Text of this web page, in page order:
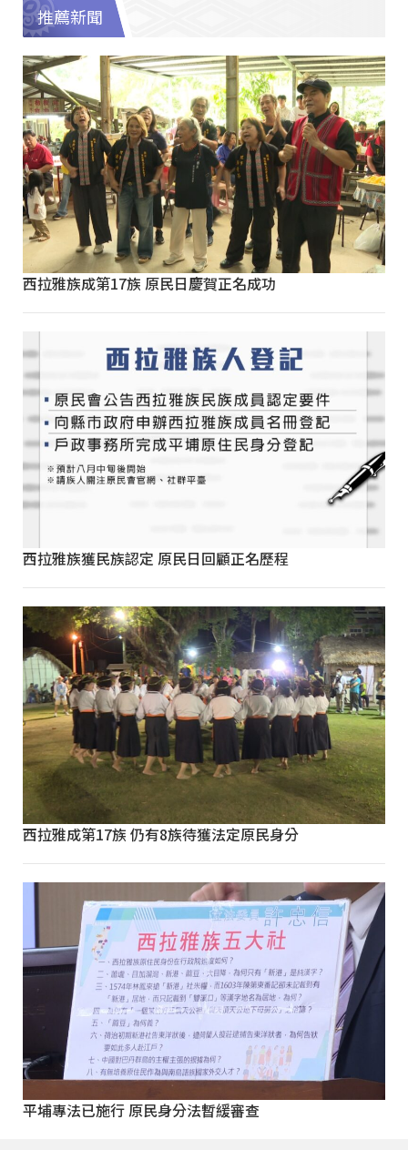
推薦新聞
西拉雅族成第17族 原民日慶賀正名成功
西拉雅族獲民族認定 原民日回顧正名歷程
西拉雅成第17族 仍有8族待獲法定原民身分
平埔專法已施行 原民身分法暫緩審查